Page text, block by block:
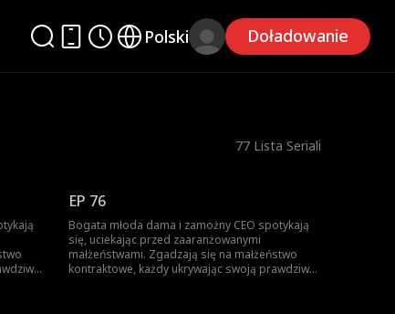
Polski Doładowanie
77 Lista Seriali
EP 76
Bogata młoda dama i zamożny CEO spotykają
się, uciekając przed zaaranżowanymi
małżeństwami. Zgadzają się na małżeństwo
kontraktowe, każdy ukrywając swoją prawdziwą